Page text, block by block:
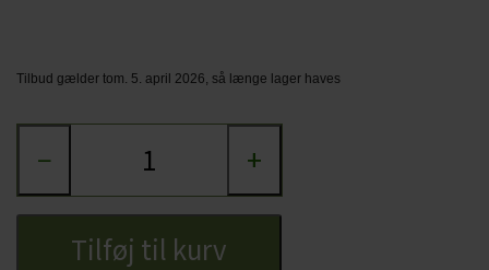
Tilbud gælder tom. 5. april 2026, så længe lager haves
− +
Tilføj til kurv